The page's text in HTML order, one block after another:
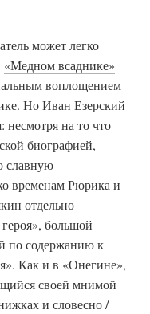
может легко
«Медном всаднике»
воплощением
Но Иван Езерский
несмотря на то что
биографией,
славную
временам Рюрика и
отдельно
большой
по содержанию к
Как и в «Онегине»,
своей мнимой
и словесно /